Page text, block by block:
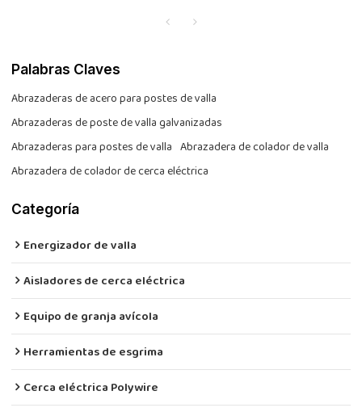
Palabras Claves
Abrazaderas de acero para postes de valla
Abrazaderas de poste de valla galvanizadas
Abrazaderas para postes de valla Abrazadera de colador de valla
Abrazadera de colador de cerca eléctrica
Categoría
Energizador de valla
Aisladores de cerca eléctrica
Equipo de granja avícola
Herramientas de esgrima
Cerca eléctrica Polywire